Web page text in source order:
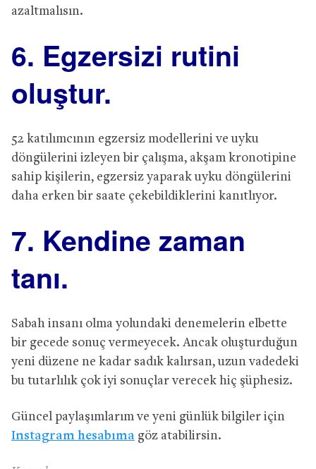
azaltmalısın.
6. Egzersizi rutini
oluştur.
52 katılımcının egzersiz modellerini ve uyku
döngülerini izleyen bir çalışma, akşam kronotipine
sahip kişilerin, egzersiz yaparak uyku döngülerini
daha erken bir saate çekebildiklerini kanıtlıyor.
7. Kendine zaman
tanı.
Sabah insanı olma yolundaki denemelerin elbette
bir gecede sonuç vermeyecek. Ancak oluşturduğun
yeni düzene ne kadar sadık kalırsan, uzun vadedeki
bu tutarlılık çok iyi sonuçlar verecek hiç şüphesiz.
Güncel paylaşımlarım ve yeni günlük bilgiler için
Instagram hesabıma göz atabilirsin.